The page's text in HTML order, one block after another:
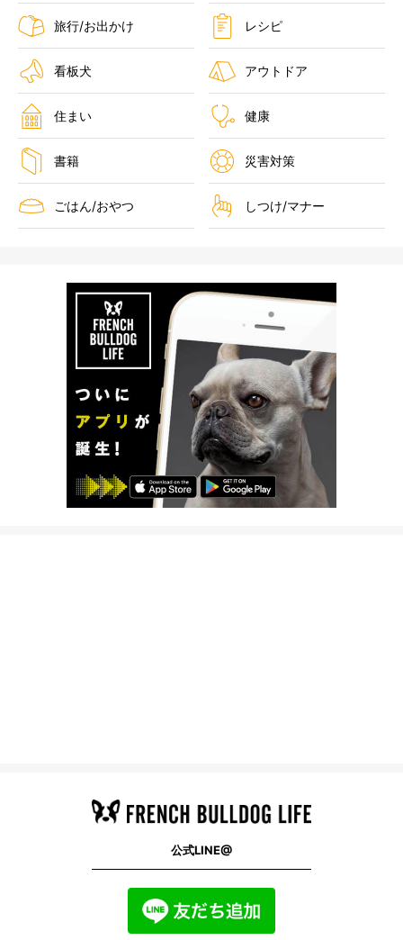
旅行/お出かけ レシピ
看板犬 アウトドア
住まい 健康
書籍 災害対策
ごはん/おやつ しつけ/マナー
公式LINE@